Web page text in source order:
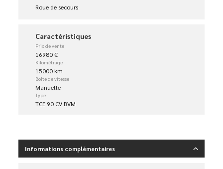
Roue de secours
Caractéristiques
Prix de vente
16980 €
Kilométrage
15000 km
Boîte de vitesse
Manuelle
Type
TCE 90 CV BVM
Informations complémentaires